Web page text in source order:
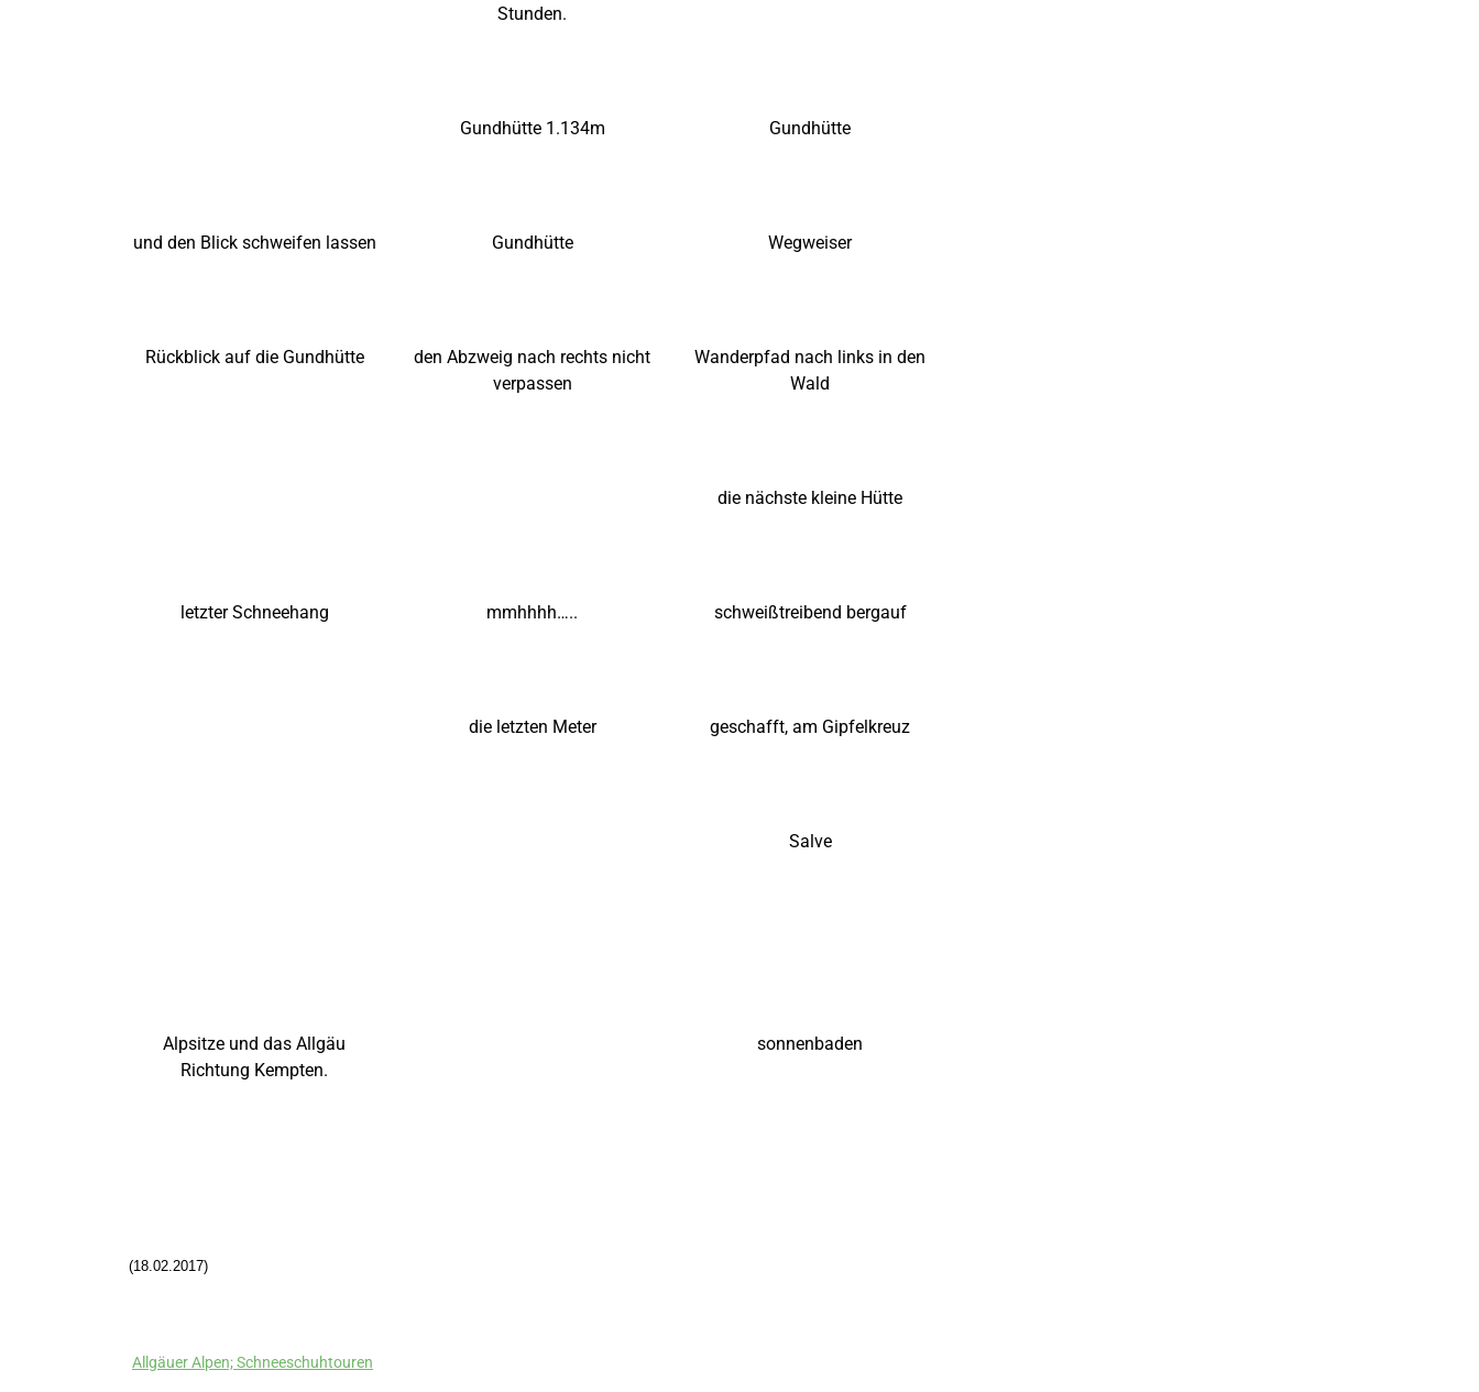
Stunden.
Gundhütte 1.134m Gundhütte
und den Blick schweifen lassen Gundhütte Wegweiser
Rückblick auf die Gundhütte
den Abzweig nach rechts nicht
verpassen
Wanderpfad nach links in den
Wald
die nächste kleine Hütte
letzter Schneehang mmhhhh….. schweißtreibend bergauf
die letzten Meter geschafft, am Gipfelkreuz
Salve
Alpsitze und das Allgäu
Richtung Kempten.
sonnenbaden
(18.02.2017)
Allgäuer Alpen; Schneeschuhtouren